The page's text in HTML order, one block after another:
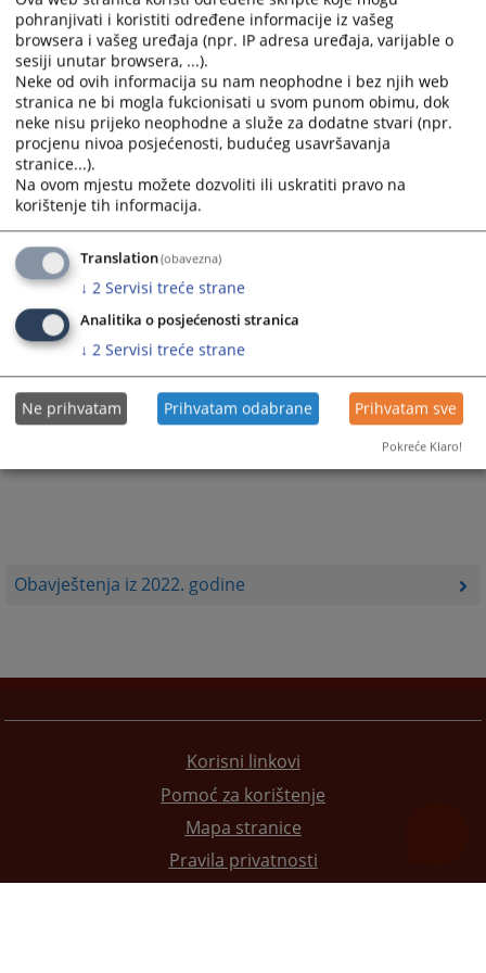
Obavještenja iz 2022. godine
calendar
and
select
a
date.
Press
the
question
mark
key
get
the
keyboard
shortcuts
for
changing
dates.
calendar
and
select
a
date.
Press
question
mark
key
to
get
keyboard
shortcuts
for
changing
dates.
Trenutno nema vijesti
Korisni linkovi
Pomoć za korištenje
Mapa stranice
Pravila privatnosti
pohranjivati i koristiti određene informacije iz vašeg
browsera i vašeg uređaja (npr. IP adresa uređaja, varijable o
sesiji unutar browsera, ...).
Neke od ovih informacija su nam neophodne i bez njih web
stranica ne bi mogla fukcionisati u svom punom obimu, dok
neke nisu prijeko neophodne a služe za dodatne stvari (npr.
procjenu nivoa posjećenosti, budućeg usavršavanja
stranice...).
Na ovom mjestu možete dozvoliti ili uskratiti pravo na
korištenje tih informacija.
Translation(obavezna)
↓ 2 Servisi treće strane
Analitika o posjećenosti stranica
↓ 2 Servisi treće strane
Ne prihvatam Prihvatam odabrane Prihvatam sve
Pokreće Klaro!